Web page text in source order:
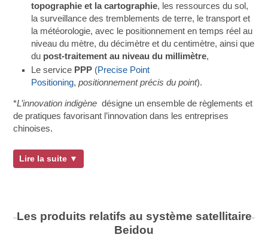
topographie et la cartographie, les ressources du sol,
la surveillance des tremblements de terre, le transport et
la météorologie, avec le positionnement en temps réel au
niveau du mètre, du décimètre et du centimètre, ainsi que
du post-traitement au niveau du millimètre,
Le service PPP (Precise Point
Positioning,positionnement précis du point).
*L’innovation indigène désigne un ensemble de règlements et
de pratiques favorisant l’innovation dans les entreprises
chinoises.
Lire la suite ▼
Les produits relatifs au système satellitaire
Beidou